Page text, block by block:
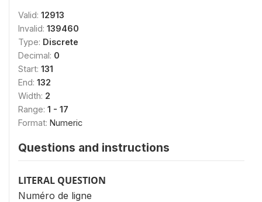
Valid: 12913
Invalid: 139460
Type: Discrete
Decimal: 0
Start: 131
End: 132
Width: 2
Range: 1 - 17
Format: Numeric
Questions and instructions
LITERAL QUESTION
Numéro de ligne